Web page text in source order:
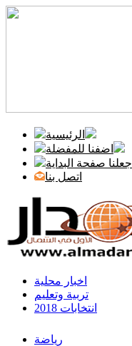
الرئيسية
اضفنا للمفضلة
اجعلنا صفحة البداية
اتصل بنا
اخبار محلية
تربية وتعليم
انتخابات 2018
رياضة